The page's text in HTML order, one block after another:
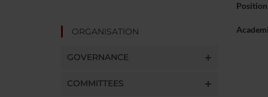
ORGANISATION
GOVERNANCE
COMMITTEES
Position